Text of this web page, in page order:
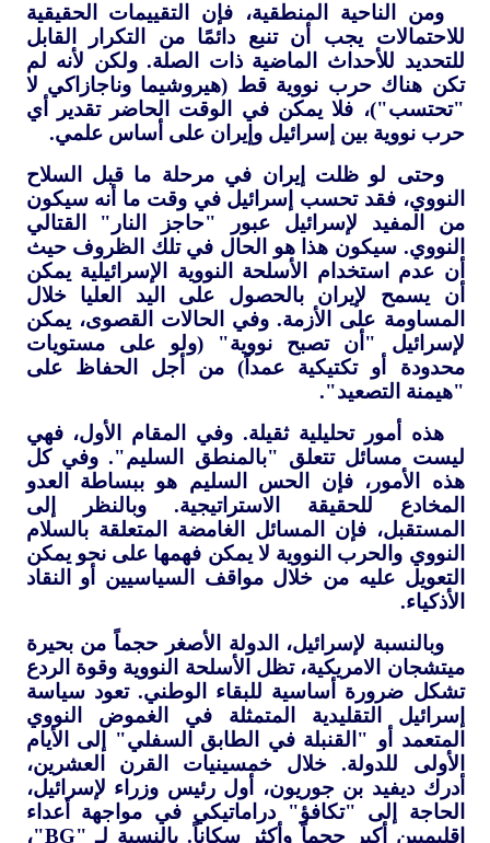
ومن الناحية المنطقية، فإن التقييمات الحقيقية
للاحتمالات يجب أن تنبع دائمًا من التكرار القابل
للتحديد للأحداث الماضية ذات الصلة. ولكن لأنه لم
تكن هناك حرب نووية قط (هيروشيما وناجازاكي لا
"تحتسب")، فلا يمكن في الوقت الحاضر تقدير أي
حرب نووية بين إسرائيل وإيران على أساس علمي.
وحتى لو ظلت إيران في مرحلة ما قبل السلاح
النووي، فقد تحسب إسرائيل في وقت ما أنه سيكون
من المفيد لإسرائيل عبور "حاجز النار" القتالي
النووي. سيكون هذا هو الحال في تلك الظروف حيث
أن عدم استخدام الأسلحة النووية الإسرائيلية يمكن
أن يسمح لإيران بالحصول على اليد العليا خلال
المساومة على الأزمة. وفي الحالات القصوى، يمكن
لإسرائيل "أن تصبح نووية" (ولو على مستويات
محدودة أو تكتيكية عمداً) من أجل الحفاظ على
"هيمنة التصعيد".
هذه أمور تحليلية ثقيلة. وفي المقام الأول، فهي
ليست مسائل تتعلق "بالمنطق السليم". وفي كل
هذه الأمور، فإن الحس السليم هو ببساطة العدو
المخادع للحقيقة الاستراتيجية. وبالنظر إلى
المستقبل، فإن المسائل الغامضة المتعلقة بالسلام
النووي والحرب النووية لا يمكن فهمها على نحو يمكن
التعويل عليه من خلال مواقف السياسيين أو النقاد
الأذكياء.
وبالنسبة لإسرائيل، الدولة الأصغر حجماً من بحيرة
ميتشجان الامريكية، تظل الأسلحة النووية وقوة الردع
تشكل ضرورة أساسية للبقاء الوطني. تعود سياسة
إسرائيل التقليدية المتمثلة في الغموض النووي
المتعمد أو "القنبلة في الطابق السفلي" إلى الأيام
الأولى للدولة. خلال خمسينيات القرن العشرين،
أدرك ديفيد بن جوريون، أول رئيس وزراء لإسرائيل،
الحاجة إلى "تكافؤ" دراماتيكي في مواجهة أعداء
إقليميين أكبر حجماً وأكثر سكاناً. بالنسبة لـ "BG"،